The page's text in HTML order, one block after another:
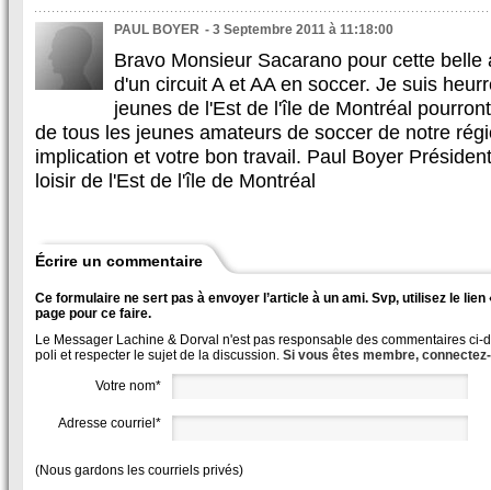
PAUL BOYER - 3 Septembre 2011 à 11:18:00
Bravo Monsieur Sacarano pour cette
d'un circuit A et AA en soccer. Je suis
jeunes de l'Est de l'île de Montréal
de tous les jeunes amateurs de soccer de notre
implication et votre bon travail. Paul Boyer
loisir de l'Est de l'île de Montréal
Écrire un commentaire
Ce formulaire ne sert pas à envoyer l’article à un ami. Svp, utilisez le
page pour ce faire.
Le Messager Lachine & Dorval n'est pas responsable des commentaires ci-
poli et respecter le sujet de la discussion. Si vous êtes membre,
Votre nom*
Adresse courriel*
(Nous gardons les courriels privés)